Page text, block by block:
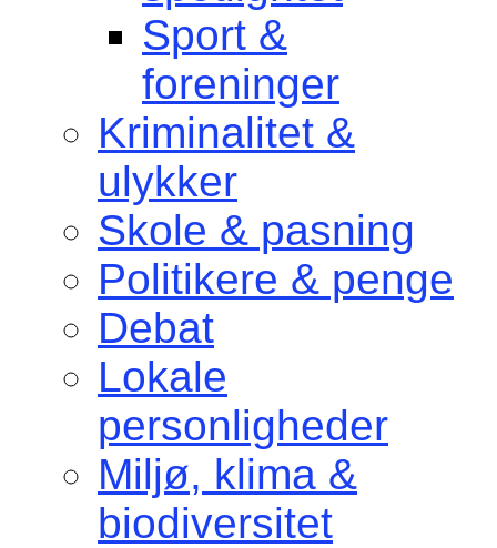
Sport &
foreninger
Kriminalitet &
ulykker
Skole & pasning
Politikere & penge
Debat
Lokale
personligheder
Miljø, klima &
biodiversitet